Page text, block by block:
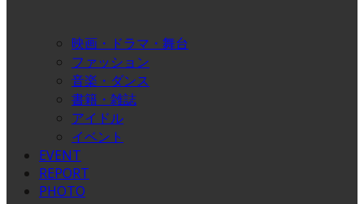
映画・ドラマ・舞台
ファッション
音楽・ダンス
書籍・雑誌
アイドル
イベント
EVENT
REPORT
PHOTO